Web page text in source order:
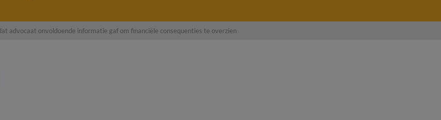
advocaat onvoldoende informatie gaf om financiële consequenties te overzien